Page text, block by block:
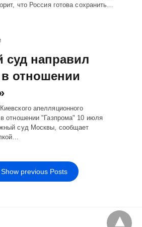
что Россия готова сохранить…
суд направил
отношении
апелляционного
в отношении "Газпрома" 10 июля
суд Москвы, сообщает
Show previous Posts